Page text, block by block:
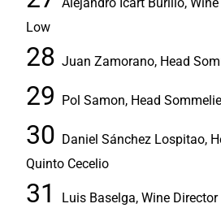
Low
Juan Zamorano, Head
Pol Samon, Head
Daniel Sánchez Lospitao,
Quinto Cecelio
Luis Baselga, Wine